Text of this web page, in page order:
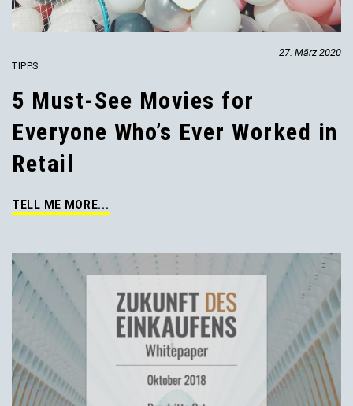
27. März 2020
TIPPS
5 Must-See Movies for
Everyone Who’s Ever Worked in
Retail
TELL ME MORE...